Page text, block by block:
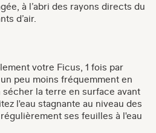
à l’abri des rayons directs du
d’air.
votre Ficus, 1 fois par
peu moins fréquemment en
sécher la terre en surface avant
l'eau stagnante au niveau des
ses feuilles à l'eau